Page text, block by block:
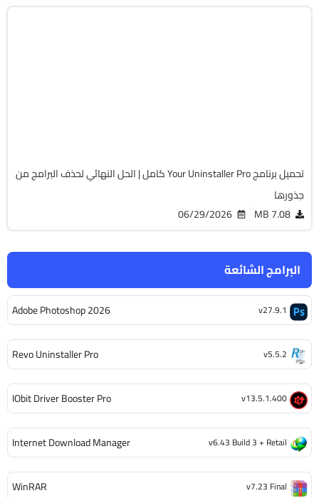
البرامج الشائعة
Adobe Photoshop 2026 v27.9.1
Revo Uninstaller Pro v5.5.2
IObit Driver Booster Pro v13.5.1.400
Internet Download Manager v6.43 Build 3 + Retail
WinRAR v7.23 Final
تحميل برنامج Your Uninstaller Pro كامل | الحل النهائي لحذف البرامج من
جذورها
7.08 MB
06/29/2026